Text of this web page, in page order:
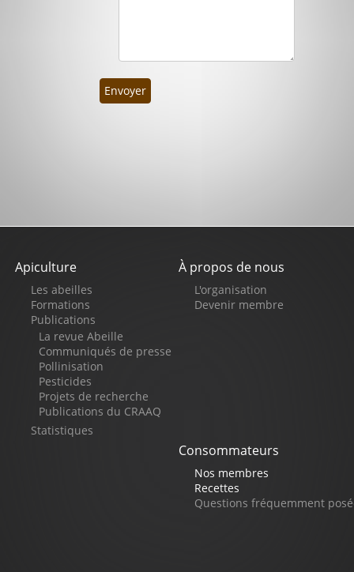
Envoyer
Pied
de
page
À propos de nous
L'organisation
Devenir membre
Apiculture
Les abeilles
Formations
Publications
La revue Abeille
Communiqués de presse
Pollinisation
Pesticides
Projets de recherche
Publications du CRAAQ
Statistiques
Consommateurs
Nos membres
Recettes
Questions fréquemment